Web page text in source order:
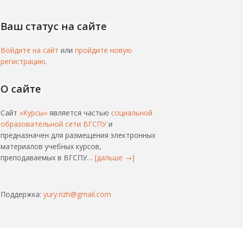
Ваш статус на сайте
Войдите на сайт или пройдите новую
регистрацию.
О сайте
Сайт «Курсы» является частью социальной
образовательной сети ВГСПУ и
предназначен для размещения электронных
материалов учебных курсов,
преподаваемых в ВГСПУ… [дальше →]
Поддержка: yury.rizh@gmail.com